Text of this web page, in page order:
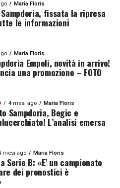
Maria Floris
fissata la ripresa
le informazioni
Maria Floris
Empoli, novità in arrivo!
una promozione – FOTO
4 mesi ago Maria Floris
Sampdoria, Begic e
L’analisi emersa
mesi ago Maria Floris
Serie B: «E’ un campionato
dei pronostici è